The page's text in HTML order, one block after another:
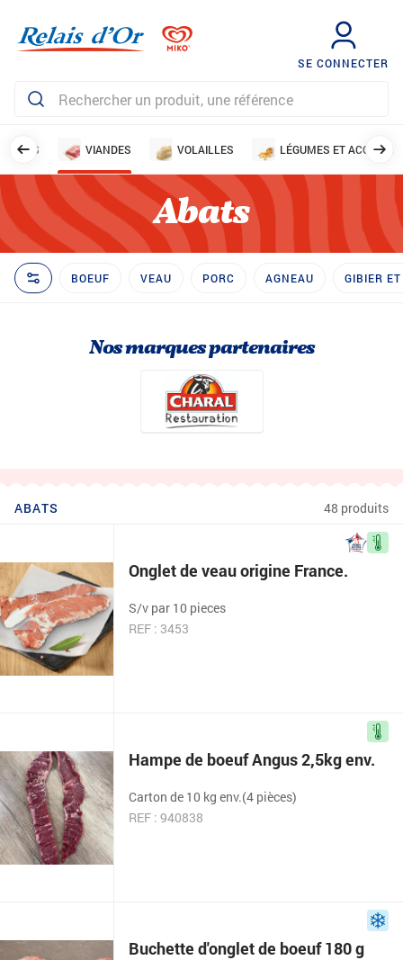
SE CONNECTER
VIANDES VOLAILLES LÉGUMES ET
Abats
BOEUF VEAU PORC AGNEAU GIBIER
Nos marques partenaires
ABATS 48 produits
Onglet de veau origine France.
S/v par 10 pieces
REF : 3453
Hampe de boeuf Angus 2,5kg env.
Carton de 10 kg env.(4 pièces)
REF : 940838
Buchette d'onglet de boeuf 180 g